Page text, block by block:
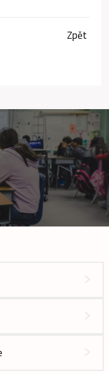
Zpět